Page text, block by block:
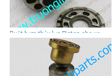
Ruột bơm thủy lực Piston cho xe